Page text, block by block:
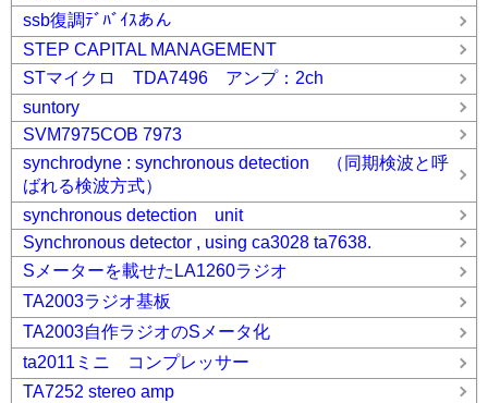
ssb復調ﾃﾞﾊﾞｲｽあん
STEP CAPITAL MANAGEMENT
STマイクロ TDA7496 アンプ：2ch
suntory
SVM7975COB 7973
synchrodyne : synchronous detection （同期検波と呼
ばれる検波方式）
synchronous detection unit
Synchronous detector , using ca3028 ta7638.
Sメーターを載せたLA1260ラジオ
TA2003ラジオ基板
TA2003自作ラジオのSメータ化
ta2011ミニ コンプレッサー
TA7252 stereo amp